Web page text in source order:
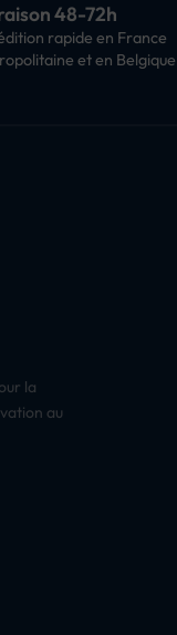
48-72h
rapide en France
et en Belgique
la
au